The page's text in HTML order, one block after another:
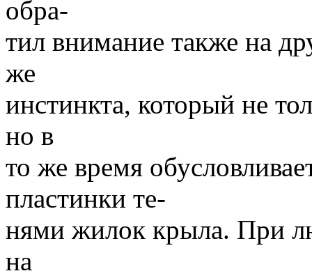
обра-
тил внимание также на
же
инстинкта, который не
но в
то же время
пластинки те-
нями жилок крыла. При
на